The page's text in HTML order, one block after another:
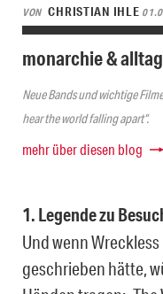
VON CHRISTIAN IHLE
monarchie & alltag
Neue Bands und wichtige
hear the world falling apart“.
mehr über diesen blog
1. Legende zu
Und wenn
geschrieben hätte,